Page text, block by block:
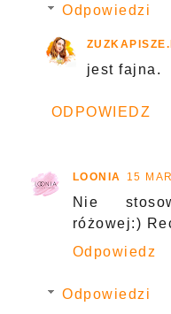
Odpowiedzi
jest fajna.
ODPOWIEDZ
LOONIA 15
Nie
różowej:)
Odpowiedz
Odpowiedzi